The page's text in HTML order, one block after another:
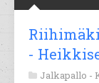
Riihimäki
-
Jalkapallo -